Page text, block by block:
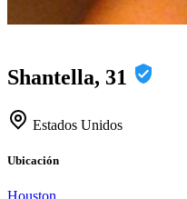
Shantella, 31
Estados Unidos
Ubicación
Houston